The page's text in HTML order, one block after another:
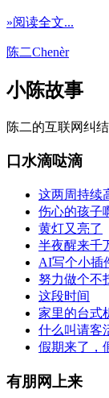
»阅读全文...
陈二Chenèr
小陈故事
陈二的互联网纠
口水滴哒滴
这两周持续
伤心的孩子
黄灯又亮了
半夜醒来千
AI写个小插
努力做个不
这段时间
家里的台式
什么叫请客
假期来了，
有朋网上来